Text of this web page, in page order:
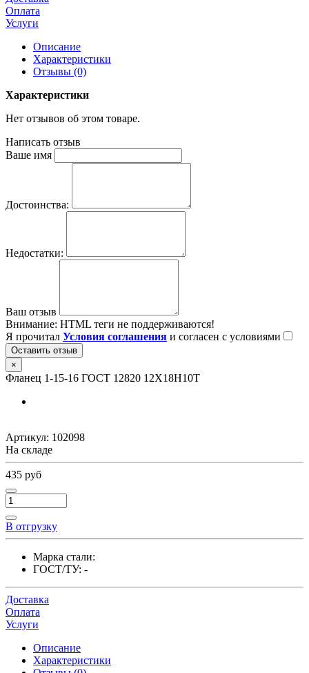
Оплата
Услуги
Описание
Характеристики
Отзывы (0)
Характеристики
Нет отзывов об этом товаре.
Написать отзыв
Ваше имя
Достоинства:
Недостатки:
Ваш отзыв
Внимание: HTML теги не поддерживаются!
Я прочитал Условия соглашения и согласен с условиями
Оставить отзыв
×
Фланец 1-15-16 ГОСТ 12820 12Х18Н10Т
Артикул: 102098
На складе
435 руб
В отгрузку
Марка стали:
ГОСТ/ТУ: -
Доставка
Оплата
Услуги
Описание
Характеристики